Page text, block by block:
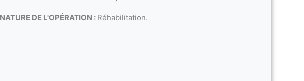
NATURE DE L'OPÉRATION : Réhabilitation.